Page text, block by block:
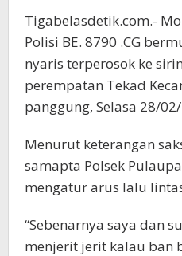
Tigabelasdetik.com.-
Polisi BE. 8790 .CG
nyaris terperosok ke
perempatan Tekad
panggung, Selasa 28/
Menurut keterangan
samapta Polsek
mengatur arus lalu
“Sebenarnya saya dan
menjerit jerit kalau ban